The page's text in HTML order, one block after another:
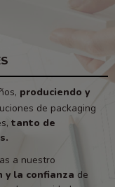
produciendo y
de packaging
tanto de
a nuestro
y la confianza de